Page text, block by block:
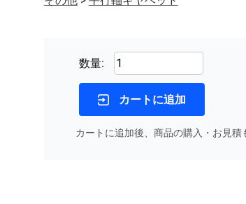
数量:
カートに追加
カートに追加後、商品の購入・お見積